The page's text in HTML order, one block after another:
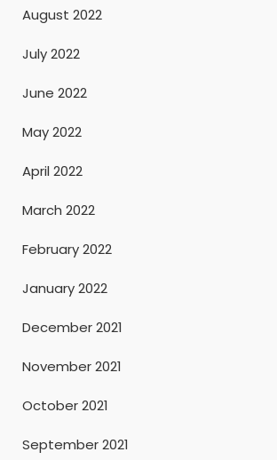
August 2022
July 2022
June 2022
May 2022
April 2022
March 2022
February 2022
January 2022
December 2021
November 2021
October 2021
September 2021